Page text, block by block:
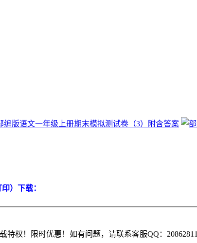
）下载：
权！限时优惠！如有问题，请联系客服QQ：20862811